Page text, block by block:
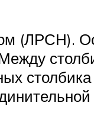
(ЛРСН).